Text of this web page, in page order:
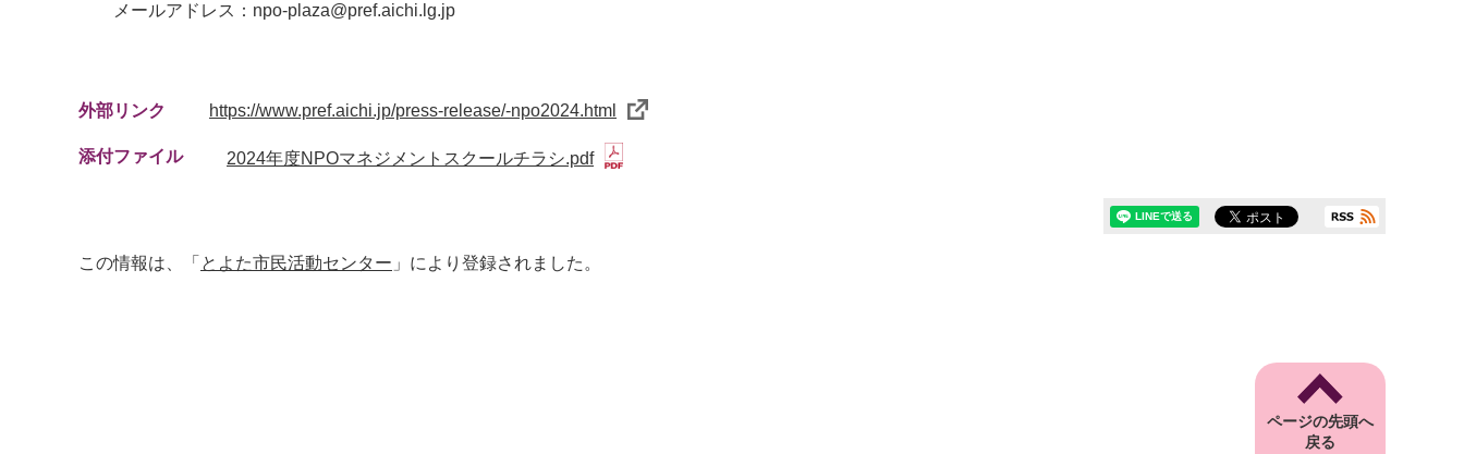
メールアドレス：npo-plaza@pref.aichi.lg.jp
外部リンク https://www.pref.aichi.jp/press-release/-npo2024.html
添付ファイル 2024年度NPOマネジメントスクールチラシ.pdf
この情報は、「 とよた市民活動センター 」により登録されました。
ページの先頭へ
戻る